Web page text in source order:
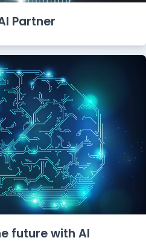
Partner
future with AI